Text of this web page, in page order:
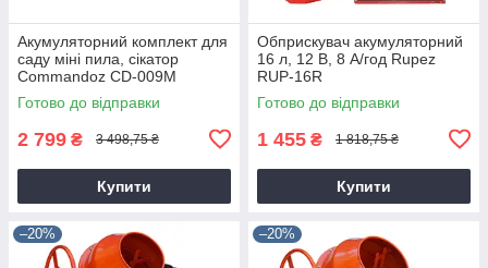
Акумуляторний комплект для
саду міні пила, сікатор
Commandoz CD-009M
Готово до відправки
2 799 ₴ 3 498,75 ₴
Купити
Обприскувач акумуляторний
16 л, 12 В, 8 А/год Rupez
RUP-16R
Готово до відправки
1 455 ₴ 1 818,75 ₴
Купити
–20% –20%